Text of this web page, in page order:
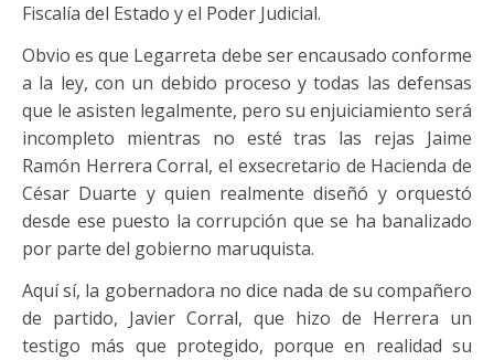
Fiscalía del Estado y el Poder Judicial.
Obvio es que Legarreta debe ser encausado conforme
a la ley, con un debido proceso y todas las defensas
que le asisten legalmente, pero su enjuiciamiento será
incompleto mientras no esté tras las rejas Jaime
Ramón Herrera Corral, el exsecretario de Hacienda de
César Duarte y quien realmente diseñó y orquestó
desde ese puesto la corrupción que se ha banalizado
por parte del gobierno maruquista.
Aquí sí, la gobernadora no dice nada de su compañero
de partido, Javier Corral, que hizo de Herrera un
testigo más que protegido, porque en realidad su